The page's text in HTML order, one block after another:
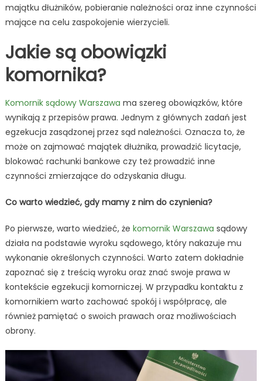
majątku dłużników, pobieranie należności oraz inne czynności
mające na celu zaspokojenie wierzycieli.
Jakie są obowiązki
komornika?
Komornik sądowy Warszawa ma szereg obowiązków, które
wynikają z przepisów prawa. Jednym z głównych zadań jest
egzekucja zasądzonej przez sąd należności. Oznacza to, że
może on zajmować majątek dłużnika, prowadzić licytacje,
blokować rachunki bankowe czy też prowadzić inne
czynności zmierzające do odzyskania długu.
Co warto wiedzieć, gdy mamy z nim do czynienia?
Po pierwsze, warto wiedzieć, że komornik Warszawa sądowy
działa na podstawie wyroku sądowego, który nakazuje mu
wykonanie określonych czynności. Warto zatem dokładnie
zapoznać się z treścią wyroku oraz znać swoje prawa w
kontekście egzekucji komorniczej. W przypadku kontaktu z
komornikiem warto zachować spokój i współpracę, ale
również pamiętać o swoich prawach oraz możliwościach
obrony.